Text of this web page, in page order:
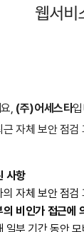
, (주)어세스타
근 자체 보안 점
사항
의 자체 보안 점
의 비인가 접근에
일부 기간 동안